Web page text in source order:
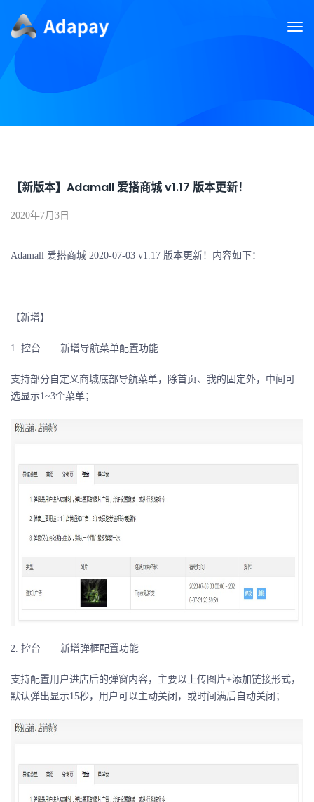
【新版本】Adamall 爱搭商城 v1.17 版本更新！
2020年7月3日
Adamall 爱搭商城 2020-07-03 v1.17 版本更新！内容如下：
【新增】
1. 控台——新增导航菜单配置功能
支持部分自定义商城底部导航菜单，除首页、我的固定外，中间可
选显示1~3个菜单；
2. 控台——新增弹框配置功能
支持配置用户进店后的弹窗内容，主要以上传图片+添加链接形式，
默认弹出显示15秒，用户可以主动关闭，或时间满后自动关闭；